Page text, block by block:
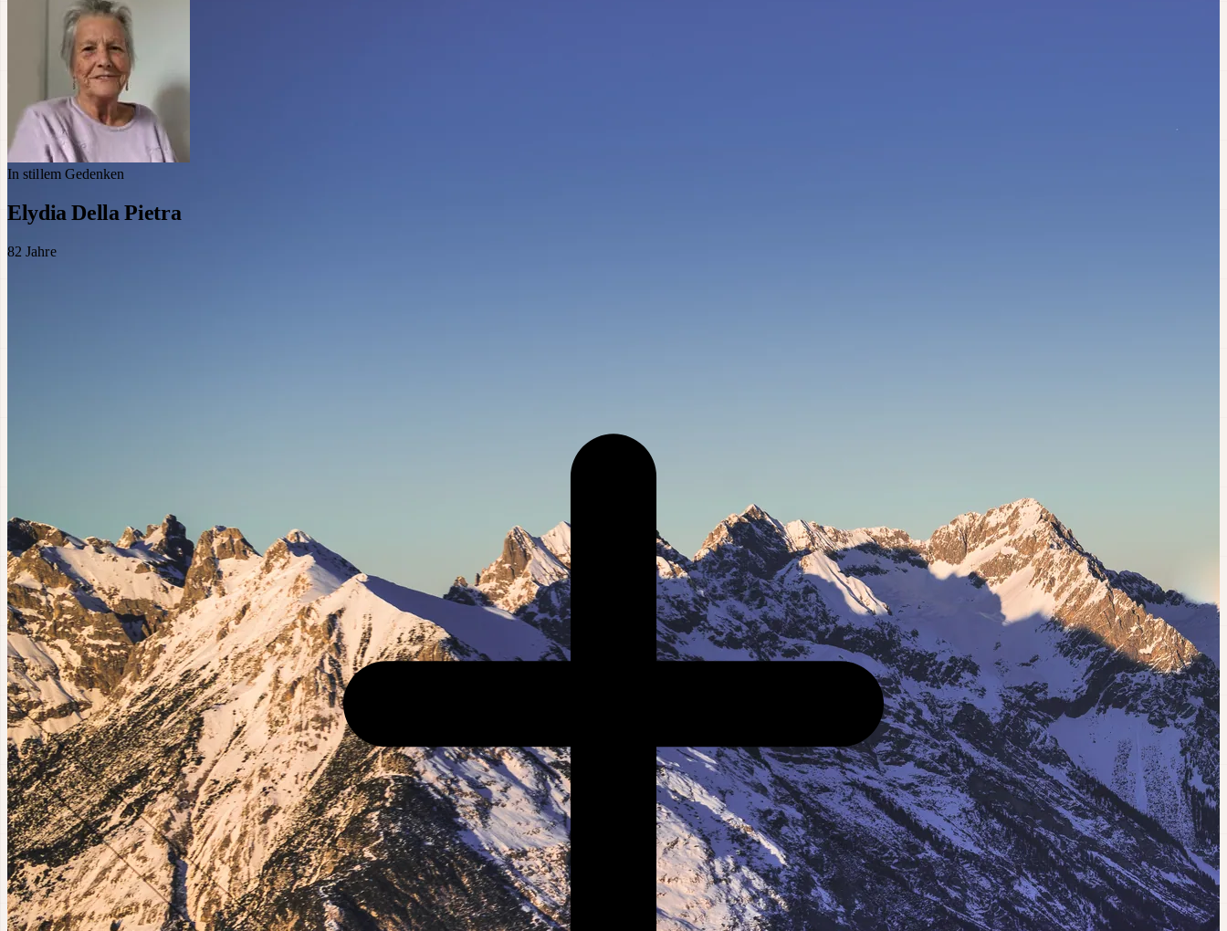
In stillem Gedenken
Elydia Della Pietra
82 Jahre